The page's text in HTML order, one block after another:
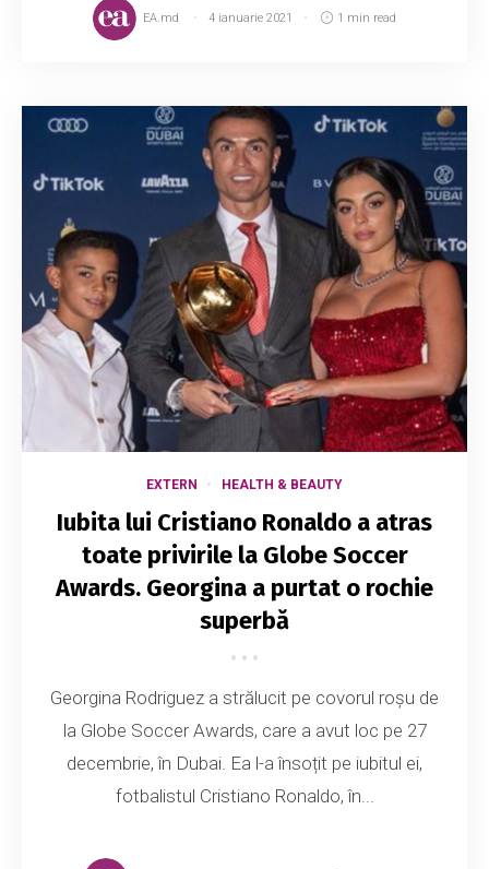
EA.md 4 ianuarie 2021 1 min read
EXTERN HEALTH & BEAUTY
Iubita lui Cristiano Ronaldo a atras
toate privirile la Globe Soccer
Awards. Georgina a purtat o rochie
superbă
Georgina Rodriguez a strălucit pe covorul roșu de
la Globe Soccer Awards, care a avut loc pe 27
decembrie, în Dubai. Ea l-a însoțit pe iubitul ei,
fotbalistul Cristiano Ronaldo, în...